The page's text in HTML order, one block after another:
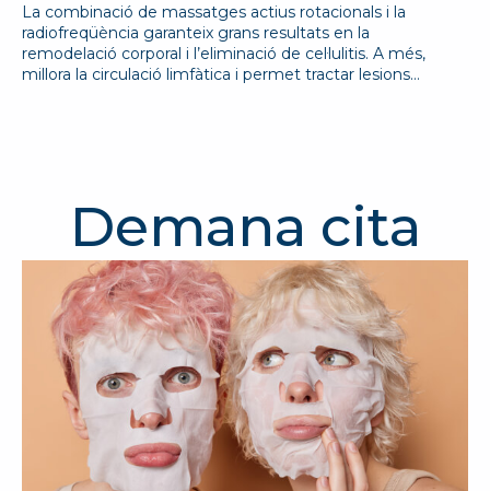
La combinació de massatges actius rotacionals i la
radiofreqüència garanteix grans resultats en la
remodelació corporal i l’eliminació de cel·lulitis. A més,
millora la circulació limfàtica i permet tractar lesions…
Demana cita